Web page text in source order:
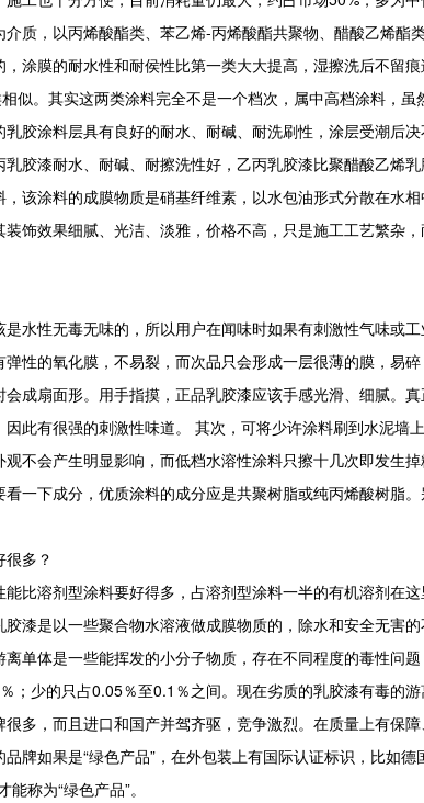
，以丙烯酸酯类、苯乙烯-丙烯酸酯共聚物、醋酸乙烯酯
涂膜的耐水性和耐侯性比第一类大大提高，湿擦洗后不留
似。其实这两类涂料完全不是一个档次，属中高档涂料，
胶涂料层具有良好的耐水、耐碱、耐洗刷性，涂层受潮后
胶漆耐水、耐碱、耐擦洗性好，乙丙乳胶漆比聚醋酸乙烯乳
涂料的成膜物质是硝基纤维素，以水包油形式分散在水
饰效果细腻、光洁、淡雅，价格不高，只是施工工艺繁杂
性无毒无味的，所以用户在闻味时如果有刺激性气味或
性的氧化膜，不易裂，而次品只会形成一层很薄的膜，易
成扇面形。用手指摸，正品乳胶漆应该手感光滑、细腻。
此有很强的刺激性味道。 其次，可将少许涂料刷到水泥墙
不会产生明显影响，而低档水溶性涂料只擦十几次即发生
一下成分，优质涂料的成分应是共聚树脂或纯丙烯酸树脂。
多？
溶剂型涂料要好得多，占溶剂型涂料一半的有机溶剂在
漆是以一些聚合物水溶液做成膜物质的，除水和安全无害
单体是一些能挥发的小分子物质，存在不同程度的毒性问
；少的只占0.05％至0.1％之间。现在劣质的乳胶漆有毒的
多，而且进口和国产并驾齐驱，竞争激烈。在质量上有保
牌如果是“绿色产品”，在外包装上有国际认证标识，比如德
称为“绿色产品”。